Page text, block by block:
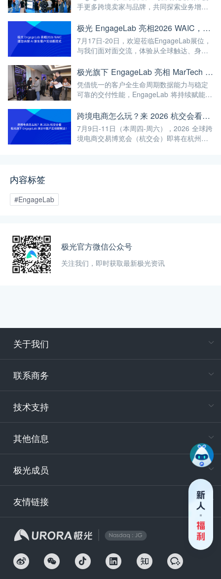
手更多跨境卖家与品牌，共同探索业务增长
如何驱动跨境生意持续进化！
极光 EngageLab 亮相2026 WAIC，邀您共探 AI 原生客户互动新范式
7月17日-20日，欢迎莅临EngageLab展位，
与我们面对面交流，体验从全球触达、身份
期待与您现场相见，共话AI驱动的客户互动
新未来！
极光旗下 EngageLab 亮相 MarTech HK Summit，以AI原生全渠道客户互动方案驱动企业增长
凭借统一的客户全生命周期数据能力与稳定
可靠的交付性能，EngageLab 将持续赋能品
战，加速数字化转型的进程。
跨境电商怎么玩？来 2026 杭交会看极光旗下 EngageLab 演示AI客户互动新解法！
7月9日-11日（本周四-周六），2026 全球跨
境电商交易博览会（杭交会）即将在杭州大
内容标签
#EngageLab
极光官方微信公众号
关注我们，即时获取最新极光资讯
关于我们
联系商务
技术支持
其他信息
极光成员
友情链接
电
400-
技
安
企